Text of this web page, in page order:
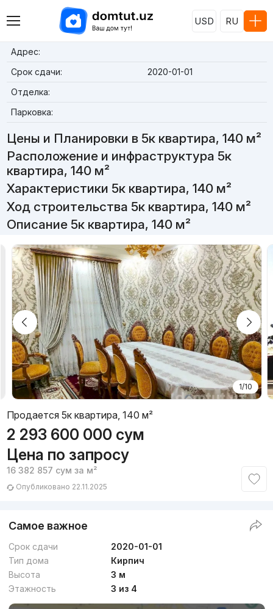
USD RU
Адрес:
Срок сдачи:
2020-01-01
Отделка:
Парковка:
Цены и Планировки в 5к квартира, 140 м²
Расположение и инфраструктура 5к
квартира, 140 м²
Характеристики 5к квартира, 140 м²
Ход строительства 5к квартира, 140 м²
Описание 5к квартира, 140 м²
1/10
Продается 5к квартира, 140 м²
2 293 600 000 сум
Цена по запросу
16 382 857 сум за м²
Опубликовано 22.11.2025
Самое важное
Срок сдачи
2020-01-01
Тип дома
Кирпич
Высота
3 м
Этажность
3 из 4